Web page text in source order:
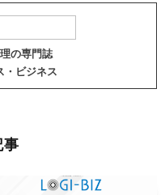
の専門誌
・ビジネス
事